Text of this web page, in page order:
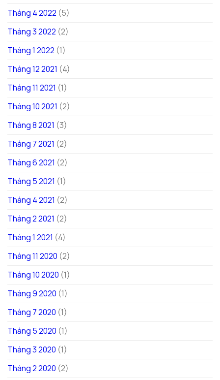
Tháng 4 2022 (5)
Tháng 3 2022 (2)
Tháng 1 2022 (1)
Tháng 12 2021 (4)
Tháng 11 2021 (1)
Tháng 10 2021 (2)
Tháng 8 2021 (3)
Tháng 7 2021 (2)
Tháng 6 2021 (2)
Tháng 5 2021 (1)
Tháng 4 2021 (2)
Tháng 2 2021 (2)
Tháng 1 2021 (4)
Tháng 11 2020 (2)
Tháng 10 2020 (1)
Tháng 9 2020 (1)
Tháng 7 2020 (1)
Tháng 5 2020 (1)
Tháng 3 2020 (1)
Tháng 2 2020 (2)